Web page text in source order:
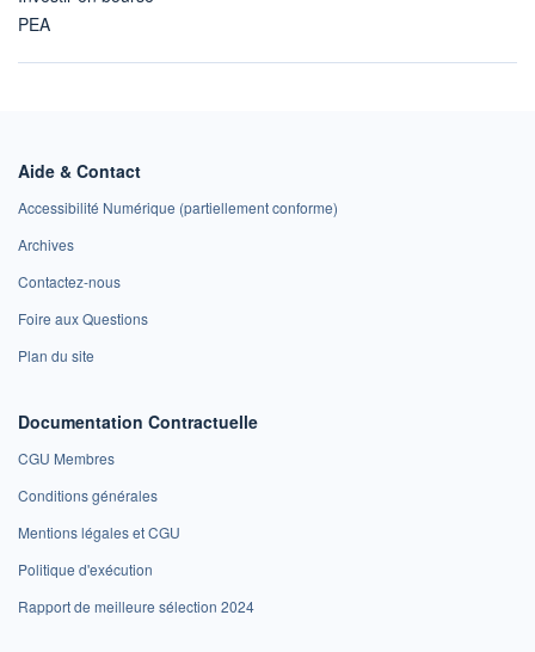
PEA
Aide & Contact
Accessibilité Numérique (partiellement conforme)
Archives
Contactez-nous
Foire aux Questions
Plan du site
Documentation Contractuelle
CGU Membres
Conditions générales
Mentions légales et CGU
Politique d'exécution
Rapport de meilleure sélection 2024